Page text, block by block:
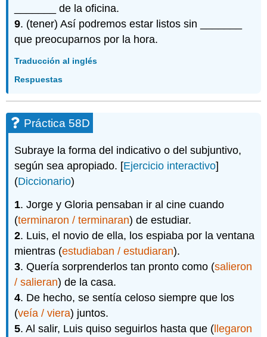
_______ de la oficina.
9. (tener) Así podremos estar listos sin _______
que preocuparnos por la hora.
Traducción al inglés
Respuestas
Práctica 58D
Subraye la forma del indicativo o del subjuntivo,
según sea apropiado. [Ejercicio interactivo]
(Diccionario)
1. Jorge y Gloria pensaban ir al cine cuando
(terminaron / terminaran) de estudiar.
2. Luis, el novio de ella, los espiaba por la ventana
mientras (estudiaban / estudiaran).
3. Quería sorprenderlos tan pronto como (salieron
/ salieran) de la casa.
4. De hecho, se sentía celoso siempre que los
(veía / viera) juntos.
5. Al salir, Luis quiso seguirlos hasta que (llegaron